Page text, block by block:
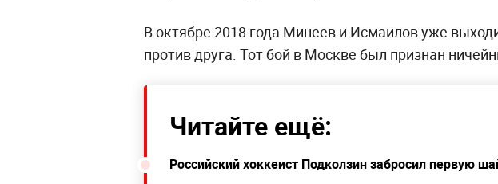
В октябре 2018 года Минеев и Исмаилов уже
против друга. Тот бой в Москве был признан
Читайте ещё:
Российский хоккеист Подколзин забросил первую